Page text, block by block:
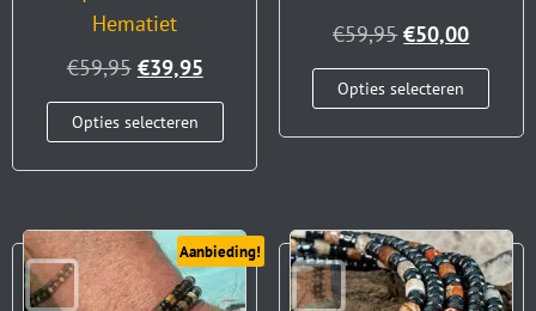
Hematiet
€59,95 €39,95
Opties selecteren
€59,95 €50,00
Opties selecteren
Aanbieding!